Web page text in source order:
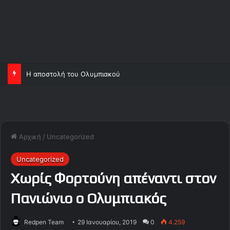
Η αποστολή του Ολυμπιακού
Αρχική / Uncategorized
Uncategorized
Χωρίς Φορτούνη απέναντι στον
Πανιώνιο o Ολυμπιακός
Redpen Team 29 Ιανουαρίου, 2019 0 4.259